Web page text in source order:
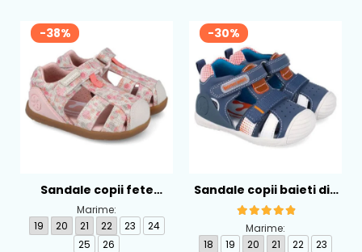
-38%
Sandale copii fete
calapod lat din textil
Biomecanics, Roz -
262193-A103
Marime:
19
20 21 22 23
24
25
26
-30%
Sandale copii baieti din
piele Biomecanics,
Albastru - 262124-A556
Marime:
18
19 20 21 22
23